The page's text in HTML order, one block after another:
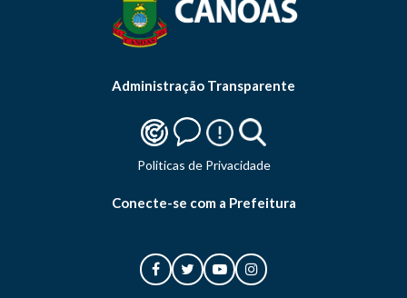
Administração Transparente
Politicas de Privacidade
Conecte-se com a Prefeitura